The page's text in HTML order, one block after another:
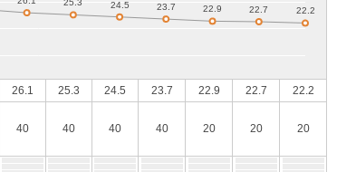
26.1 25.3 24.5 23.7 22.9 22.7 22.2
40 40 40 40 20 20 20